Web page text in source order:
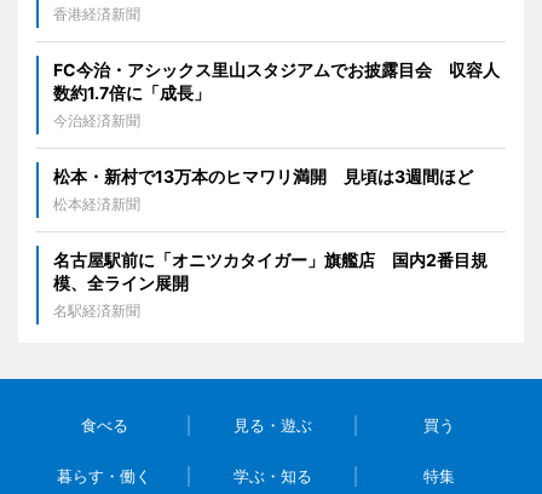
香港経済新聞
FC今治・アシックス里山スタジアムでお披露目会 収容人
数約1.7倍に「成長」
今治経済新聞
松本・新村で13万本のヒマワリ満開 見頃は3週間ほど
松本経済新聞
名古屋駅前に「オニツカタイガー」旗艦店 国内2番目規
模、全ライン展開
名駅経済新聞
食べる 見る・遊ぶ 買う
暮らす・働く 学ぶ・知る 特集